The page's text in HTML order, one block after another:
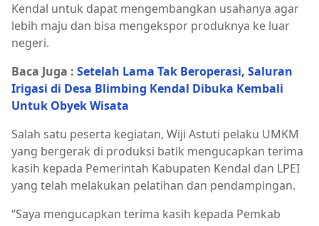
Kendal untuk dapat mengembangkan usahanya agar
lebih maju dan bisa mengekspor produknya ke luar
negeri.
Baca Juga : Setelah Lama Tak Beroperasi, Saluran
Irigasi di Desa Blimbing Kendal Dibuka Kembali
Untuk Obyek Wisata
Salah satu peserta kegiatan, Wiji Astuti pelaku UMKM
yang bergerak di produksi batik mengucapkan terima
kasih kepada Pemerintah Kabupaten Kendal dan LPEI
yang telah melakukan pelatihan dan pendampingan.
“Saya mengucapkan terima kasih kepada Pemkab